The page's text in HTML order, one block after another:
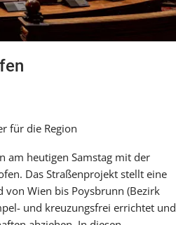
für die Region
am heutigen Samstag mit der
Das Straßenprojekt stellt eine
von Wien bis Poysbrunn (Bezirk
und kreuzungsfrei errichtet und